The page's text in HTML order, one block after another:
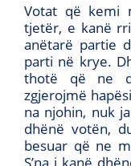
Votat që kemi
tjetër, e kanë
anëtarë partie
parti në krye.
thotë që ne
zgjerojmë
na njohin, nuk
dhënë votën,
besuar që ne
S’na i kanë